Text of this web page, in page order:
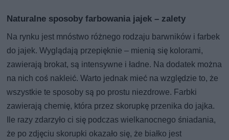
Naturalne sposoby farbowania jajek – zalety
Na rynku jest mnóstwo różnego rodzaju barwników i farbek
do jajek. Wyglądają przepięknie – mienią się kolorami,
zawierają brokat, są intensywne i ładne. Na dodatek można
na nich coś nakleić. Warto jednak mieć na względzie to, że
wszystkie te sposoby są po prostu niezdrowe. Farbki
zawierają chemię, która przez skorupkę przenika do jajka.
Ile razy zdarzyło ci się podczas wielkanocnego śniadania,
że po zdjęciu skorupki okazało się, że białko jest